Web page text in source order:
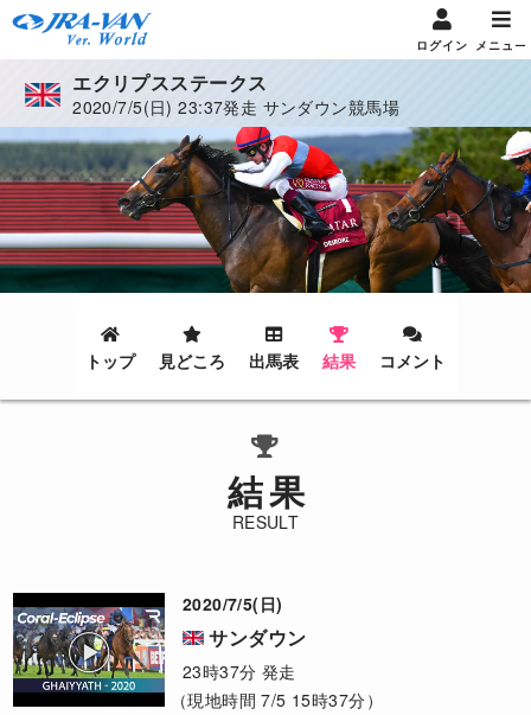
ログイン メニュー
エクリプスステークス
2020/7/5(日) 23:37発走 サンダウン競馬場
トップ 見どころ 出馬表 結果 コメント
結果
RESULT
2020/7/5(日)
サンダウン
23時37分 発走
（現地時間 7/5 15時37分）